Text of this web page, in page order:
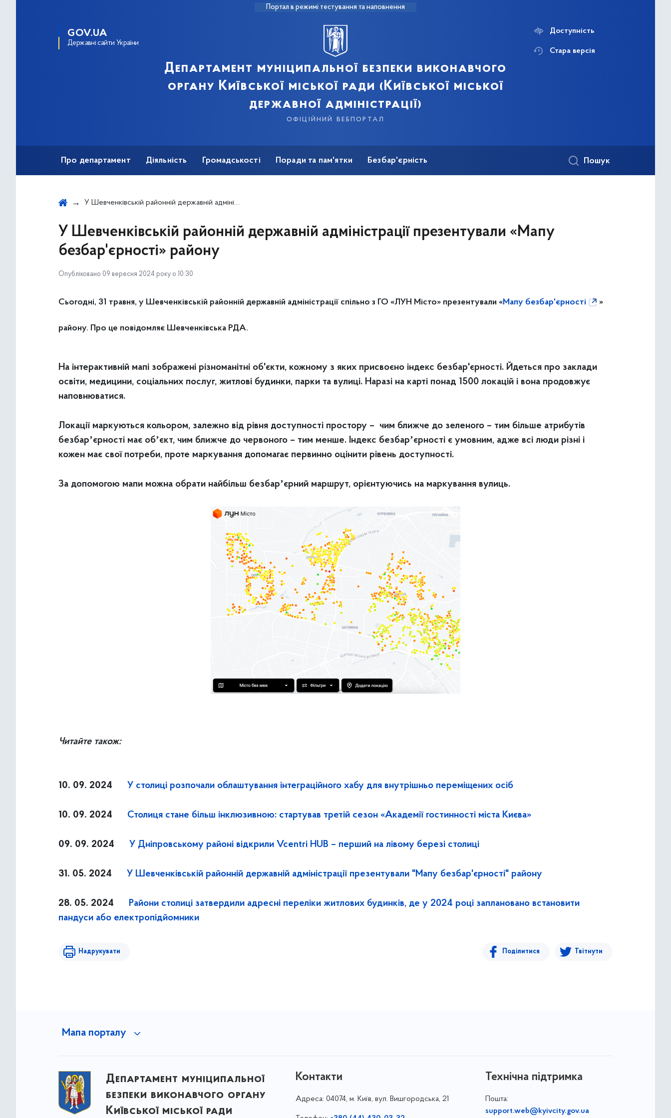
Портал в режимі тестування та наповнення
GOV.UA
Державні сайти України
Департамент муніципальної безпеки виконавчого
органу Київської міської ради (Київської міської
державної адміністрації)
офіційний вебпортал
Доступність
Стара версія
Про департамент Діяльність Громадськості Поради та пам'ятки Безбар'єрність Пошук
У Шевченківській районній державній адміністрації презентували «Мапу безбар'єрності» району
У Шевченківській районній державній адміністрації презентували «Мапу
безбар'єрності» району
Опубліковано 09 вересня 2024 року о 10:30
Сьогодні, 31 травня, у Шевченківській районній державній адміністрації спільно з ГО «ЛУН Місто» презентували «Мапу безбар'єрності »
району. Про це повідомляє Шевченківська РДА.
На інтерактивній мапі зображені різноманітні об'єкти, кожному з яких присвоєно індекс безбар'єрності. Йдеться про заклади
освіти, медицини, соціальних послуг, житлові будинки, парки та вулиці. Наразі на карті понад 1500 локацій і вона продовжує
наповнюватися.
Локації маркуються кольором, залежно від рівня доступності простору – чим ближче до зеленого – тим більше атрибутів
безбарʼєрності має обʼєкт, чим ближче до червоного – тим менше. Індекс безбарʼєрності є умовним, адже всі люди різні і
кожен має свої потреби, проте маркування допомагає первинно оцінити рівень доступності.
За допомогою мапи можна обрати найбільш безбарʼєрний маршрут, орієнтуючись на маркування вулиць.
Читайте також:
10. 09. 2024 У столиці розпочали облаштування інтеграційного хабу для внутрішньо переміщених осіб
10. 09. 2024 Столиця стане більш інклюзивною: стартував третій сезон «Академії гостинності міста Києва»
09. 09. 2024 У Дніпровському районі відкрили Vcentri HUB – перший на лівому березі столиці
31. 05. 2024 У Шевченківській районній державній адміністрації презентували "Мапу безбар'єрності" району
28. 05. 2024
Райони столиці затвердили адресні переліки житлових будинків, де у 2024 році заплановано встановити
пандуси або електропідйомники
Надрукувати Поділитися Твітнути
Мапа порталу
Департамент муніципальної
безпеки виконавчого органу
Київської міської ради
Контакти
Адреса: 04074, м. Київ, вул. Вишгородська, 21
Технічна підтримка
Пошта:
support.web@kyivcity.gov.ua